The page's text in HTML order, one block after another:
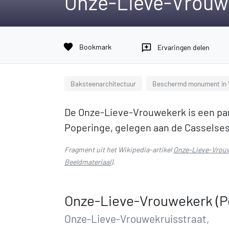
favorite Bookmark reviews Ervaringen delen
Baksteenarchitectuur Beschermd monument in
De Onze-Lieve-Vrouwekerk is een
Poperinge, gelegen aan de
Fragment uit het Wikipedia-artikelOnze-Lieve-
Beeldmateriaal).
Onze-Lieve-Vrouwekerk
Onze-Lieve-Vrouwekruisstraat,